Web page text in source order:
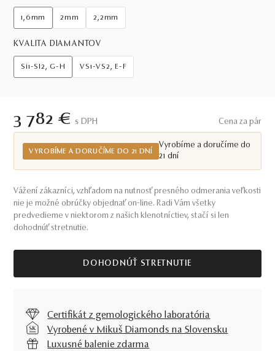
1,6mm 2mm 2,2mm
KVALITA DIAMANTOV
Si1-SI2, G-H VS1-VS2, E-F
3 782 € S DPH Cena za pár
VYROBÍME A DORUČÍME DO 21 DNÍ
Vyrobíme a doručíme do
21 dní
Vážení zákazníci, vzhľadom na nutnosť presného odmerania veľkosti
nie je možné obrúčky objednať on-line. Radi Vám všetky
predvedieme v niektorom z našich klenotníctiev, stačí si len
dohodnúť stretnutie.
DOHODNÚŤ STRETNUTIE
Certifikát z gemologického laboratória
Vyrobené v Mikuš Diamonds na Slovensku
Luxusné balenie zdarma